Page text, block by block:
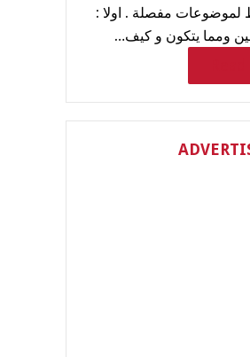
لموضوعات مفصلة . اولا :
ومما يتكون و كيف…